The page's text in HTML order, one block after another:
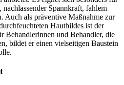
Spannkraft, fahlem
Auch als präventive Maßnahme zur
Hautbildes ist der
Behandlerinnen und Behandler, die
bildet er einen vielseitigen Baustein